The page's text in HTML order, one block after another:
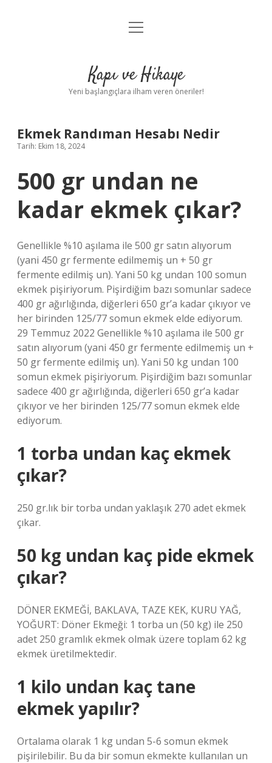
Anasayfa
Yasal Uyarı
menüyü
Kapı ve Hikaye
Yeni başlangıçlara ilham veren öneriler!
Ekmek Randıman Hesabı Nedir
Tarih: Ekim 18, 2024
500 gr undan ne
kadar ekmek çıkar?
Genellikle %10 aşılama ile 500 gr satın alıyorum
(yani 450 gr fermente edilmemiş un + 50 gr
fermente edilmiş un). Yani 50 kg undan 100 somun
ekmek pişiriyorum. Pişirdiğim bazı somunlar sadece
400 gr ağırlığında, diğerleri 650 gr’a kadar çıkıyor ve
her birinden 125/77 somun ekmek elde ediyorum.
29 Temmuz 2022 Genellikle %10 aşılama ile 500 gr
satın alıyorum (yani 450 gr fermente edilmemiş un +
50 gr fermente edilmiş un). Yani 50 kg undan 100
somun ekmek pişiriyorum. Pişirdiğim bazı somunlar
sadece 400 gr ağırlığında, diğerleri 650 gr’a kadar
çıkıyor ve her birinden 125/77 somun ekmek elde
ediyorum.
1 torba undan kaç ekmek
çıkar?
250 gr.lık bir torba undan yaklaşık 270 adet ekmek
çıkar.
50 kg undan kaç pide ekmek
çıkar?
DÖNER EKMEĞİ, BAKLAVA, TAZE KEK, KURU YAĞ,
YOĞURT: Döner Ekmeği: 1 torba un (50 kg) ile 250
adet 250 gramlık ekmek olmak üzere toplam 62 kg
ekmek üretilmektedir.
1 kilo undan kaç tane
ekmek yapılır?
Ortalama olarak 1 kg undan 5-6 somun ekmek
pişirilebilir. Bu da bir somun ekmekte kullanılan un